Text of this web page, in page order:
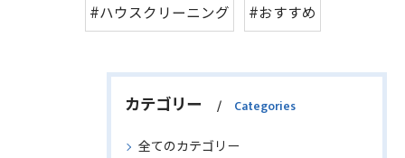
#ハウスクリーニング #おすすめ
カテゴリー Categories
全てのカテゴリー